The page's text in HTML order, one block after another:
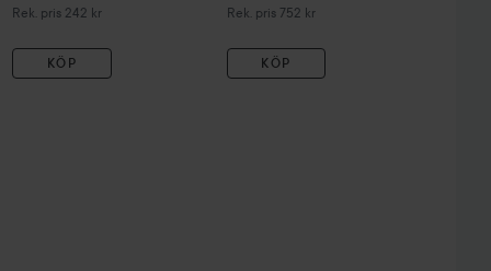
Rek. pris 242 kr
Rekommenderat pris 242 kr
KÖP
Rek. pris 752 kr
Rekommenderat pris 752 kr
KÖP